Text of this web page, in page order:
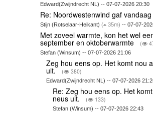
Edward(Zwijndrecht NL) -- 07-07-2026 20:30
Re: Noordwestenwind gaf vandaag
Stijn (Rotselaar-Heikant) ( 35m) -- 07-07-
Met zoveel warmte, kon het wel
september en oktoberwarmte (
Stefan (Winsum) -- 07-07-2026 21:06
Zeg hou eens op. Het komt nou
uit. ( 380)
Edward(Zwijndrecht NL) -- 07-07-2026
Re: Zeg hou eens op. Het
neus uit. ( 133)
Stefan (Winsum) -- 07-07-2026 22:43